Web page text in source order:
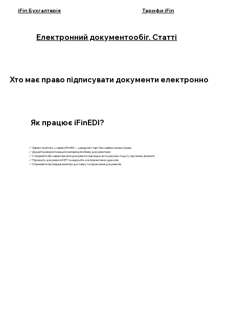
iFin Бухгалтерія Тарифи iFin
Електронний документообіг. Статті
Хто має право підписувати документи електронно
✅ Зареєструйтесь у сервісі iFin EDI — швидкий старт без зайвих налаштувань
✅ Додайте реквізити вашої компанії для обміну документами
✅ Створюйте або завантажуйте документи (накладні, акти, рахунки тощо) у зручному форматі
✅ Підпишіть документи КЕП та надішліть контрагентам в один клік
✅ Отримайте підтвердження про доставку та підписання документів
Як працює iFinEDI?